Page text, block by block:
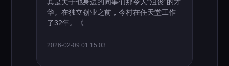
其是关于他身边的同事们那令人“沮丧”的才
华。在独立创业之前，今村在任天堂工作
了32年。《
2026-02-09 01:15:03